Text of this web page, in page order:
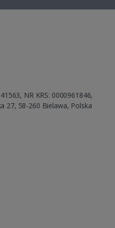
NR KRS: 0000961846,
27, 58-260 Bielawa, Polska